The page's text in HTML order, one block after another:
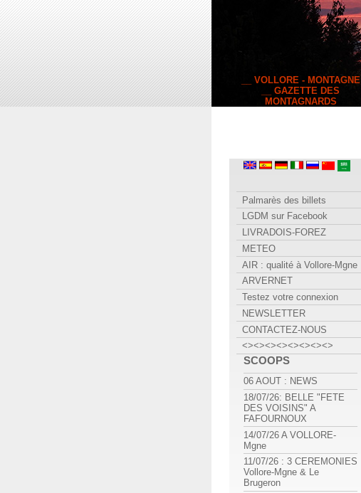
__ VOLLORE - MONTAGNE
__ GAZETTE DES
MONTAGNARDS
Palmarès des billets
LGDM sur Facebook
LIVRADOIS-FOREZ
METEO
AIR : qualité à Vollore-Mgne
ARVERNET
Testez votre connexion
NEWSLETTER
CONTACTEZ-NOUS
<><><><><><><><>
SCOOPS
06 AOUT : NEWS
18/07/26: BELLE "FETE
DES VOISINS" A
FAFOURNOUX
14/07/26 A VOLLORE-
Mgne
11/07/26 : 3 CEREMONIES
Vollore-Mgne & Le
Brugeron